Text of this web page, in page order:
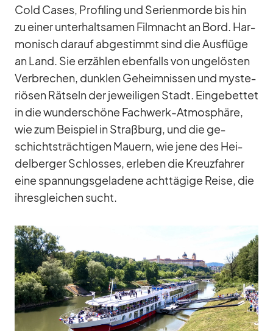
Cold Ca­ses, Pro­fil­ing und Se­ri­en­morde bis hin
zu ei­ner un­ter­halt­sa­men Film­nacht an Bord. Har­
mo­nisch dar­auf ab­ge­stimmt sind die Aus­flüge
an Land. Sie er­zäh­len eben­falls von un­ge­lös­ten
Ver­bre­chen, dunk­len Ge­heim­nis­sen und mys­te­
riö­sen Rät­seln der je­wei­li­gen Stadt. Ein­ge­bet­tet
in die wun­der­schöne Fach­werk-At­mo­sphäre,
wie zum Bei­spiel in Straß­burg, und die ge­
schichts­träch­ti­gen Mau­ern, wie jene des Hei­
del­ber­ger Schlos­ses, er­le­ben die Kreuz­fah­rer
eine span­nungs­ge­la­dene acht­tä­gige Reise, die
ih­res­glei­chen sucht.